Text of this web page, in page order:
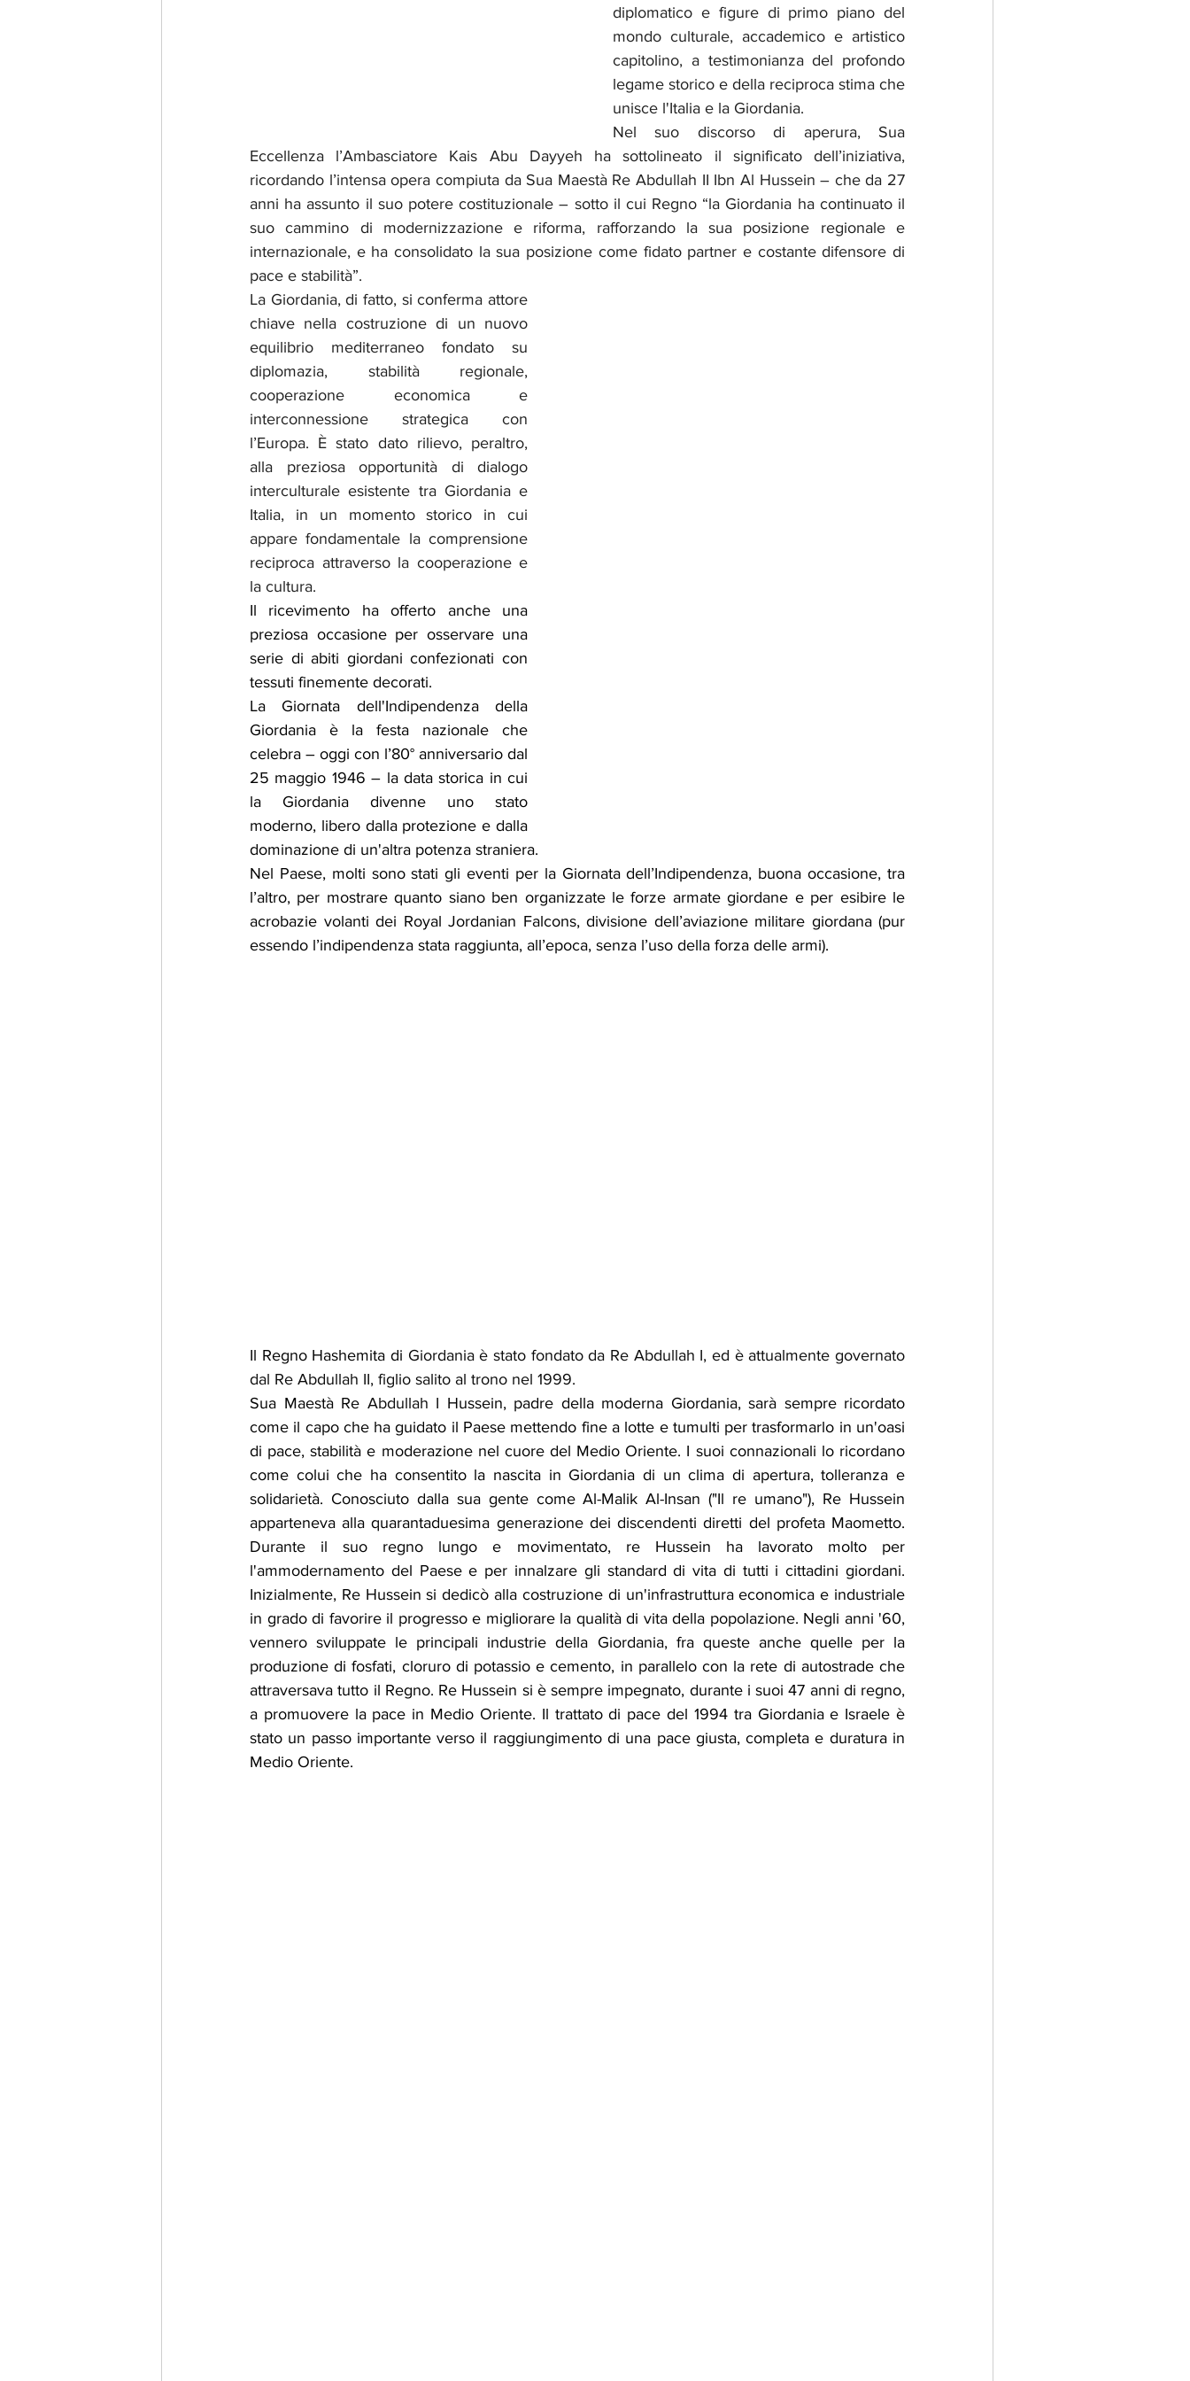
diplomatico e figure di primo piano del
mondo culturale, accademico e artistico
capitolino, a testimonianza del profondo
legame storico e della reciproca stima che
unisce l'Italia e la Giordania.
Nel suo discorso di aperura, Sua
Eccellenza l’Ambasciatore Kais Abu Dayyeh ha sottolineato il significato dell’iniziativa,
ricordando l’intensa opera compiuta da Sua Maestà Re Abdullah II Ibn Al Hussein – che da 27
anni ha assunto il suo potere costituzionale – sotto il cui Regno “la Giordania ha continuato il
suo cammino di modernizzazione e riforma, rafforzando la sua posizione regionale e
internazionale, e ha consolidato la sua posizione come fidato partner e costante difensore di
pace e stabilità”.
La Giordania, di fatto, si conferma attore
chiave nella costruzione di un nuovo
equilibrio mediterraneo fondato su
diplomazia, stabilità regionale,
cooperazione economica e
interconnessione strategica con
l’Europa. È stato dato rilievo, peraltro,
alla preziosa opportunità di dialogo
interculturale esistente tra Giordania e
Italia, in un momento storico in cui
appare fondamentale la comprensione
reciproca attraverso la cooperazione e
la cultura.
Il ricevimento ha offerto anche una
preziosa occasione per osservare una
serie di abiti giordani confezionati con
tessuti finemente decorati.
La Giornata dell'Indipendenza della
Giordania è la festa nazionale che
celebra – oggi con l’80° anniversario dal
25 maggio 1946 – la data storica in cui
la Giordania divenne uno stato
moderno, libero dalla protezione e dalla
dominazione di un'altra potenza straniera.
Nel Paese, molti sono stati gli eventi per la Giornata dell’Indipendenza, buona occasione, tra
l’altro, per mostrare quanto siano ben organizzate le forze armate giordane e per esibire le
acrobazie volanti dei Royal Jordanian Falcons, divisione dell’aviazione militare giordana (pur
essendo l’indipendenza stata raggiunta, all’epoca, senza l’uso della forza delle armi).
Il Regno Hashemita di Giordania è stato fondato da Re Abdullah I, ed è attualmente governato
dal Re Abdullah II, figlio salito al trono nel 1999.
Sua Maestà Re Abdullah I Hussein, padre della moderna Giordania, sarà sempre ricordato
come il capo che ha guidato il Paese mettendo fine a lotte e tumulti per trasformarlo in un'oasi
di pace, stabilità e moderazione nel cuore del Medio Oriente. I suoi connazionali lo ricordano
come colui che ha consentito la nascita in Giordania di un clima di apertura, tolleranza e
solidarietà. Conosciuto dalla sua gente come Al-Malik Al-Insan ("Il re umano"), Re Hussein
apparteneva alla quarantaduesima generazione dei discendenti diretti del profeta Maometto.
Durante il suo regno lungo e movimentato, re Hussein ha lavorato molto per
l'ammodernamento del Paese e per innalzare gli standard di vita di tutti i cittadini giordani.
Inizialmente, Re Hussein si dedicò alla costruzione di un'infrastruttura economica e industriale
in grado di favorire il progresso e migliorare la qualità di vita della popolazione. Negli anni '60,
vennero sviluppate le principali industrie della Giordania, fra queste anche quelle per la
produzione di fosfati, cloruro di potassio e cemento, in parallelo con la rete di autostrade che
attraversava tutto il Regno. Re Hussein si è sempre impegnato, durante i suoi 47 anni di regno,
a promuovere la pace in Medio Oriente. Il trattato di pace del 1994 tra Giordania e Israele è
stato un passo importante verso il raggiungimento di una pace giusta, completa e duratura in
Medio Oriente.